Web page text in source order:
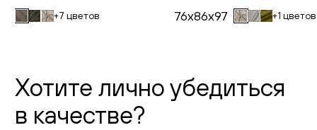
+7 цветов 76x86x97 +1 цветов
Хотите лично убедиться
в качестве?